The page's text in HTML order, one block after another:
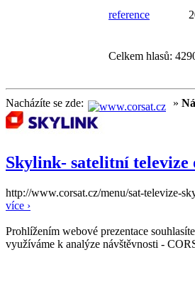
reference
Celkem hlasů:
Nacházíte se zde: »
Skylink- satelitní televize
http://www.corsat.cz/menu/sat-televize-
více ›
Prohlížením webové prezentace
využíváme k analýze návštěvnosti -